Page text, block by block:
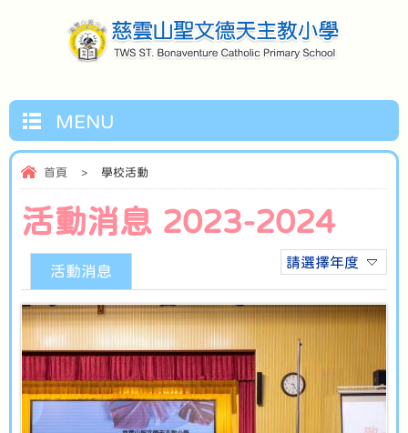
MENU
首頁 > 學校活動
活動消息 2023-2024
請選擇年度
活動消息